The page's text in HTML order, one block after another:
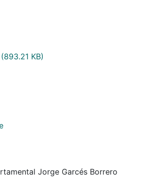
(893.21 KB)
Jorge Garcés Borrero